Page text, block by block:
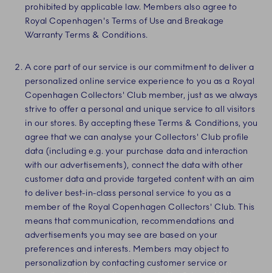
prohibited by applicable law. Members also agree to
Royal Copenhagen's Terms of Use and Breakage
Warranty Terms & Conditions.
A core part of our service is our commitment to deliver a
personalized online service experience to you as a Royal
Copenhagen Collectors' Club member, just as we always
strive to offer a personal and unique service to all visitors
in our stores. By accepting these Terms & Conditions, you
agree that we can analyse your Collectors' Club profile
data (including e.g. your purchase data and interaction
with our advertisements), connect the data with other
customer data and provide targeted content with an aim
to deliver best-in-class personal service to you as a
member of the Royal Copenhagen Collectors' Club. This
means that communication, recommendations and
advertisements you may see are based on your
preferences and interests. Members may object to
personalization by contacting customer service or